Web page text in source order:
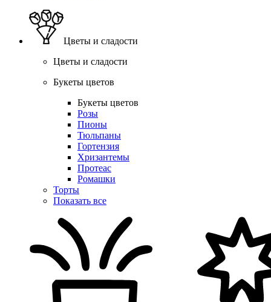
Цветы и сладости
Цветы и сладости
Букеты цветов
Букеты цветов
Розы
Пионы
Тюльпаны
Гортензия
Хризантемы
Протеас
Ромашки
Торты
Показать все